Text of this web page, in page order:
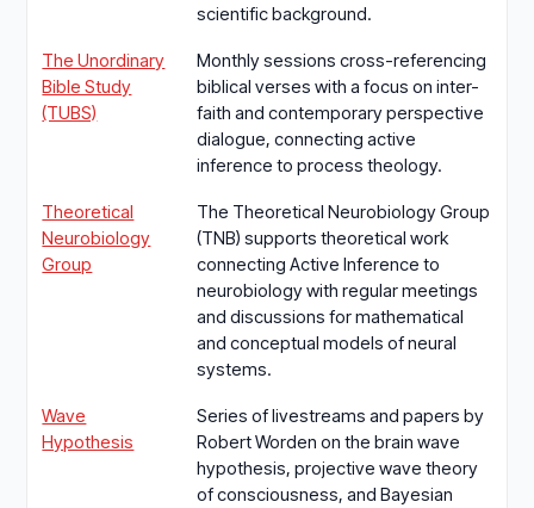
scientific background.
The Unordinary
Bible Study
(TUBS)
Monthly sessions cross-referencing
biblical verses with a focus on inter-
faith and contemporary perspective
dialogue, connecting active
inference to process theology.
Theoretical
Neurobiology
Group
The Theoretical Neurobiology Group
(TNB) supports theoretical work
connecting Active Inference to
neurobiology with regular meetings
and discussions for mathematical
and conceptual models of neural
systems.
Wave
Hypothesis
Series of livestreams and papers by
Robert Worden on the brain wave
hypothesis, projective wave theory
of consciousness, and Bayesian